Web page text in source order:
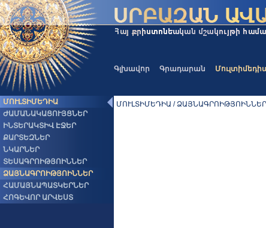
Գլխավոր Գրադարան
ՄՈՒԼՏԻՄԵԴԻԱ
ԺԱՄԱՆԱԿԱՑՈՒՅՑՆԵՐ
ԻՆՏԵՐԱԿՏԻՎ ԷՋԵՐ
ՔԱՐՏԵԶՆԵՐ
ՆԿԱՐՆԵՐ
ՏԵՍԱԳՐՈԻԹՅՈԻՆՆԵՐ
ՁԱՅՆԱԳՐՈԻԹՅՈԻՆՆԵՐ
ՀԱՄԱՅՆԱՊԱՏԿԵՐՆԵՐ
ՀՈԳԵՎՈՐ ԱՐՎԵՍՏ
ՄՈՒԼՏԻՄԵԴԻԱ / ՁԱՅՆԱԳՐՈԻԹՅՈԻՆՆԵՐ